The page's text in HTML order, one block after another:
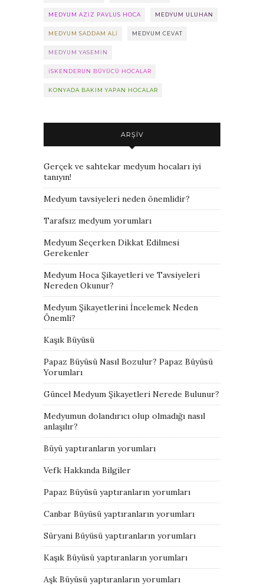
MEDYUM AZIZ PAVLUS HOCA MEDYUM ULUHAN
MEDYUM SADDAM ALI MEDYUM CEVAT
MEDYUM YASEMIN
ISKENDERUN BÜYÜCÜ HOCALAR
KONYADA BAKIM YAPAN HOCALAR
ARŞIV
Gerçek ve sahtekar medyum hocaları iyi
tanıyın!
Medyum tavsiyeleri neden önemlidir?
Tarafsız medyum yorumları
Medyum Seçerken Dikkat Edilmesi
Gerekenler
Medyum Hoca Şikayetleri ve Tavsiyeleri
Nereden Okunur?
Medyum Şikayetlerini İncelemek Neden
Önemli?
Kaşık Büyüsü
Papaz Büyüsü Nasıl Bozulur? Papaz Büyüsü
Yorumları
Güncel Medyum Şikayetleri Nerede Bulunur?
Medyumun dolandırıcı olup olmadığı nasıl
anlaşılır?
Büyü yaptıranların yorumları
Vefk Hakkında Bilgiler
Papaz Büyüsü yaptıranların yorumları
Canbar Büyüsü yaptıranların yorumları
Süryani Büyüsü yaptıranların yorumları
Kaşık Büyüsü yaptıranların yorumları
Aşk Büyüsü yaptıranların yorumları